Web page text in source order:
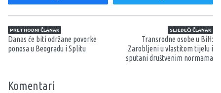
Navigacija članaka
PRETHODNI ČLANAK
Danas će biti održane povorke
ponosa u Beogradu i Splitu
SLJEDEĆI ČLANAK
Transrodne osobe u BiH:
Zarobljeni u vlastitom tijelu i
sputani društvenim normama
Komentari